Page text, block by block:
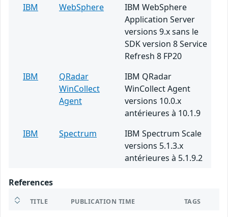
IBM
WebSphere
IBM WebSphere
Application Server
versions 9.x sans le
SDK version 8 Service
Refresh 8 FP20
IBM
QRadar
WinCollect
Agent
IBM QRadar
WinCollect Agent
versions 10.0.x
antérieures à 10.1.9
IBM
Spectrum
IBM Spectrum Scale
versions 5.1.3.x
antérieures à 5.1.9.2
References
TITLE PUBLICATION TIME TAGS